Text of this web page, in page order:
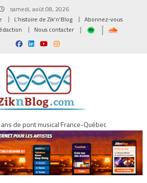
samedi, août 08, 2026
L’histoire de Zik’n’Blog
Abonnez-vous
Nous contacter
de pont musical France-Québec